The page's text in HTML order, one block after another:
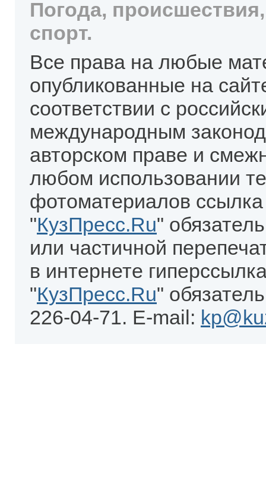
Погода,
спорт.
Все права на любые
опубликованные на
соответствии с
международным
авторском праве и
любом использовании
фотоматериалов
"КузПресс.Ru"
или частичной
в интернете
"КузПресс.Ru"
226-04-71. E-mail: